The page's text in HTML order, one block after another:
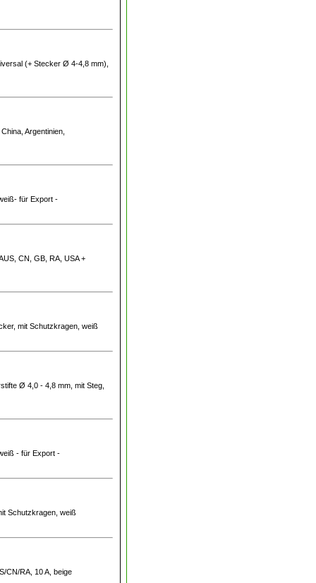
(+ Stecker Ø 4-4,8 mm),
Argentinien,
für Export -
CN, GB, RA, USA +
mit Schutzkragen, weiß
Ø 4,0 - 4,8 mm, mit Steg,
- für Export -
Schutzkragen, weiß
CN/RA, 10 A, beige